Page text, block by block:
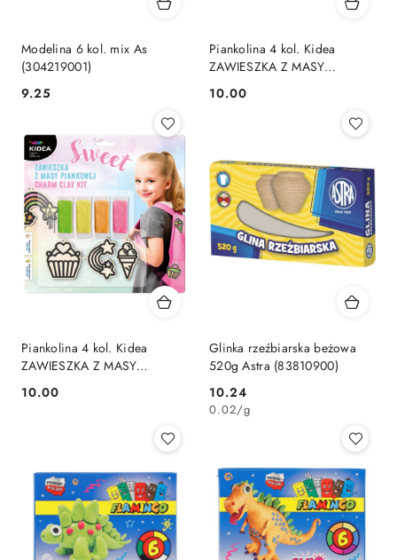
Modelina 6 kol. mix As
(304219001)
Cena:
9.25
Piankolina 4 kol. Kidea
ZAWIESZKA Z MASY
Derform (ZMPFKA)
Cena:
10.00
Piankolina 4 kol. Kidea
ZAWIESZKA Z MASY
PIANKOWEJ mix Derform
(ZMPSKA)
Cena:
10.00
Glinka rzeźbiarska beżowa
520g Astra (83810900)
Cena:
10.24
0.02/g